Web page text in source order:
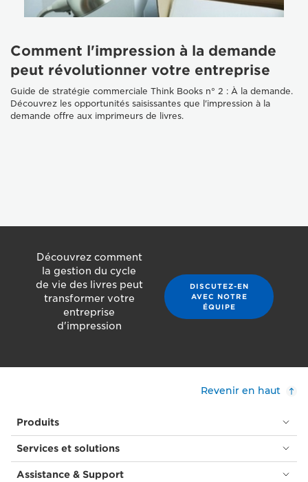
Comment l'impression à la demande
peut révolutionner votre entreprise
Guide de stratégie commerciale Think Books n° 2 : À la demande.
Découvrez les opportunités saisissantes que l'impression à la
demande offre aux imprimeurs de livres.
Découvrez comment
la gestion du cycle
de vie des livres peut
transformer votre
entreprise
d'impression
DISCUTEZ-EN
AVEC NOTRE
ÉQUIPE
Revenir en haut
Produits
Services et solutions
Assistance & Support